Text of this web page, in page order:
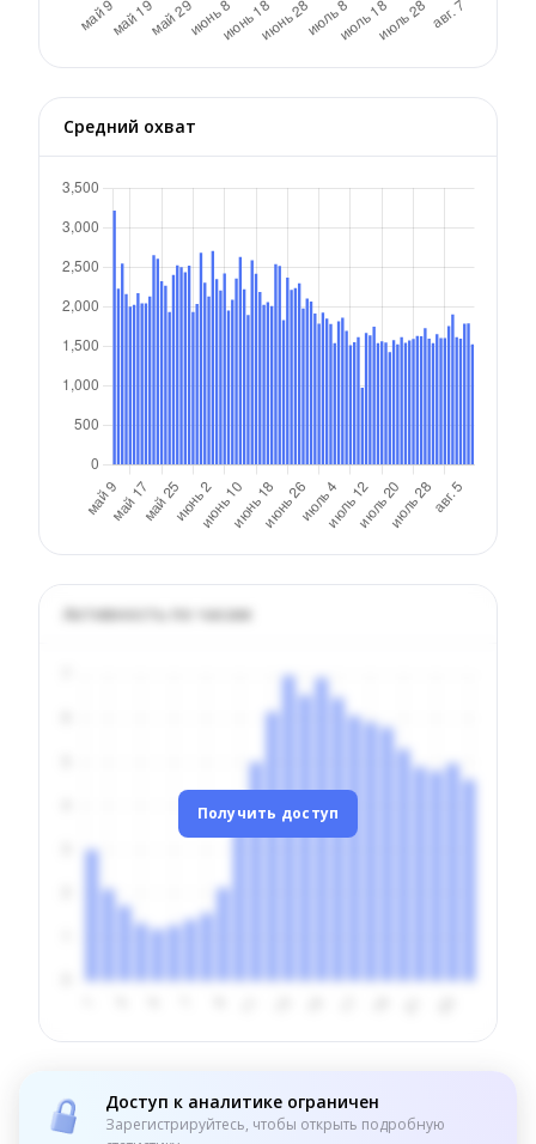
Средний охват
Активность по часам
Получить доступ
Доступ к аналитике ограничен
Зарегистрируйтесь, чтобы открыть подробную